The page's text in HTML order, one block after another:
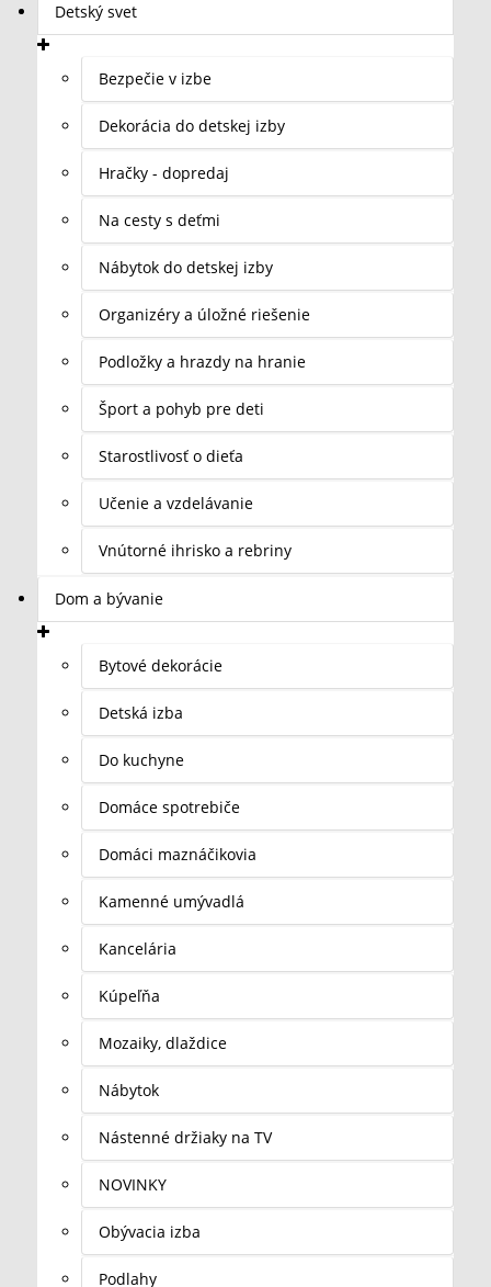
Detský svet
Bezpečie v izbe
Dekorácia do detskej izby
Hračky - dopredaj
Na cesty s deťmi
Nábytok do detskej izby
Organizéry a úložné riešenie
Podložky a hrazdy na hranie
Šport a pohyb pre deti
Starostlivosť o dieťa
Učenie a vzdelávanie
Vnútorné ihrisko a rebriny
Dom a bývanie
Bytové dekorácie
Detská izba
Do kuchyne
Domáce spotrebiče
Domáci maznáčikovia
Kamenné umývadlá
Kancelária
Kúpeľňa
Mozaiky, dlaždice
Nábytok
Nástenné držiaky na TV
NOVINKY
Obývacia izba
Podlahy